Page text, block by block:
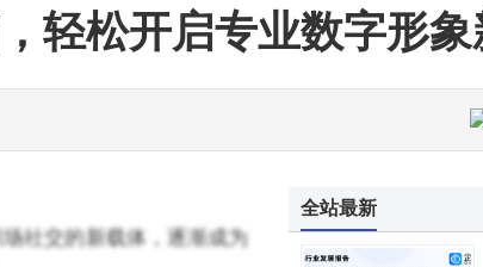
轻松开启专业数字形
社交的新载体，逐渐成为
全站最新